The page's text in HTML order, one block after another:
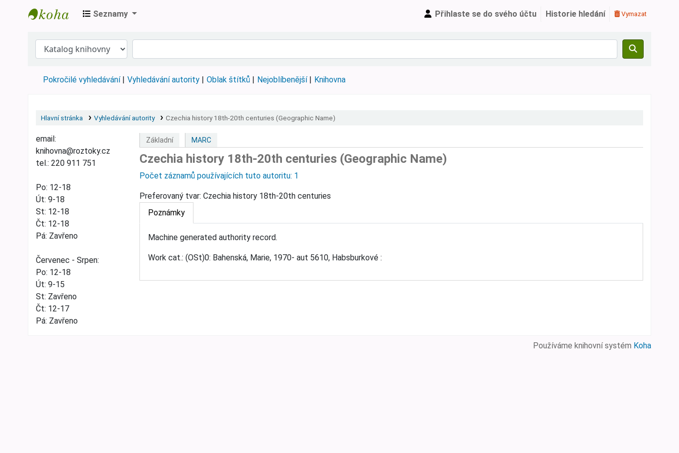
Seznamy Přihlaste se do svého účtu Historie hledání Vymazat
Pokročilé vyhledávání Vyhledávání autority Oblak štítků Nejoblíbenější Knihovna
Hlavní stránka Vyhledávání autority Czechia history 18th-20th centuries (Geographic Name)
email:
knihovna@roztoky.cz
tel.: 220 911 751
Po: 12-18
Út: 9-18
St: 12-18
Čt: 12-18
Pá: Zavřeno
Červenec - Srpen:
Po: 12-18
Út: 9-15
St: Zavřeno
Čt: 12-17
Pá: Zavřeno
Základní MARC
Czechia history 18th-20th centuries (Geographic Name)
Počet záznamů používajících tuto autoritu: 1
Preferovaný tvar:Czechia history 18th-20th centuries
Poznámky
Machine generated authority record.
Work cat.: (OSt)0: Bahenská, Marie, 1970- aut 5610, Habsburkové :
Používáme knihovní systém Koha